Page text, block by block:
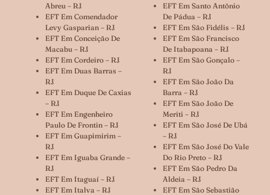
Abreu – RJ
EFT Em Comendador
Levy Gasparian – RJ
EFT Em Conceição De
Macabu – RJ
EFT Em Cordeiro – RJ
EFT Em Duas Barras –
RJ
EFT Em Duque De Caxias
– RJ
EFT Em Engenheiro
Paulo De Frontin – RJ
EFT Em Guapimirim –
RJ
EFT Em Iguaba Grande –
RJ
EFT Em Itaguaí – RJ
EFT Em Italva – RJ
EFT Em Santo Antônio
De Pádua – RJ
EFT Em São Fidélis – RJ
EFT Em São Francisco
De Itabapoana – RJ
EFT Em São Gonçalo –
RJ
EFT Em São João Da
Barra – RJ
EFT Em São João De
Meriti – RJ
EFT Em São José De Ubá
– RJ
EFT Em São José Do Vale
Do Rio Preto – RJ
EFT Em São Pedro Da
Aldeia – RJ
EFT Em São Sebastião